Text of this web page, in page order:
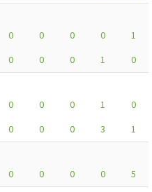
0 0 0 0
1
0 0 0 1
0
0 0 0 1
0
0 0 0 3
1
0 0 0 0
5